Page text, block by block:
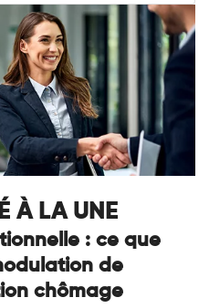
À LA UNE
: ce que
de
chômage